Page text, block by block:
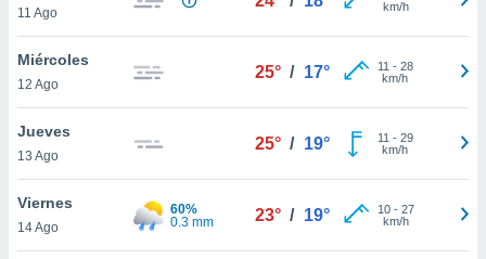
de
11 Ago
km/h
Miércoles
12 Ago
25° / 17° 11 - 28
km/h
Jueves
13 Ago
25° / 19° 11 - 29
km/h
Viernes
14 Ago
60%
0.3 mm
23° / 19° 10- 27
km/h